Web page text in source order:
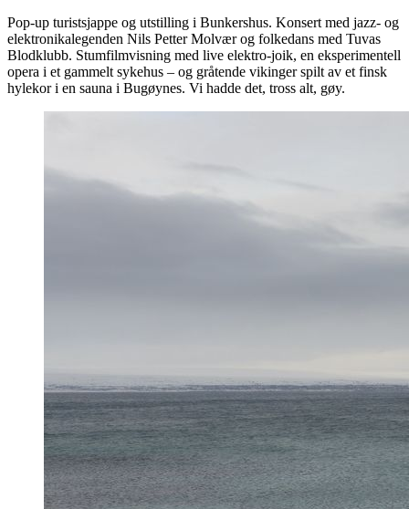
Pop-up turistsjappe og utstilling i Bunkershus. Konsert med jazz- og
elektronikalegenden Nils Petter Molvær og folkedans med Tuvas
Blodklubb. Stumfilmvisning med live elektro-joik, en eksperimentell
opera i et gammelt sykehus – og gråtende vikinger spilt av et finsk
hylekor i en sauna i Bugøynes. Vi hadde det, tross alt, gøy.